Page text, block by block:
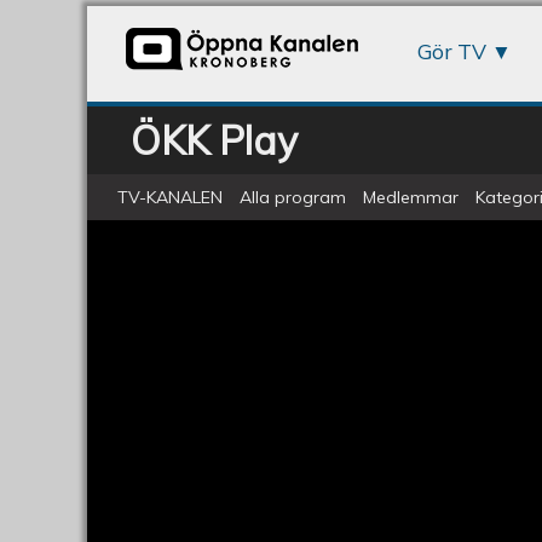
Gör TV
ÖKK Play
TV-KANALEN Alla program Medlemmar